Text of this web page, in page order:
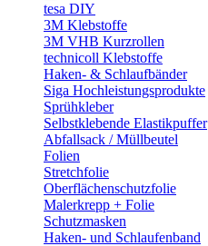
tesa DIY
3M Klebstoffe
3M VHB Kurzrollen
technicoll Klebstoffe
Haken- & Schlaufbänder
Siga Hochleistungsprodukte
Sprühkleber
Selbstklebende Elastikpuffer
Abfallsack / Müllbeutel
Folien
Stretchfolie
Oberflächenschutzfolie
Malerkrepp + Folie
Schutzmasken
Haken- und Schlaufenband